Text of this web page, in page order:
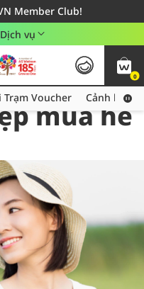
Member Club!
hàng từ 249,000Đ
khu vực TP. Hồ Chí Minh
vụ
0
Thu thập thêm voucher hot tại Trạm Voucher Voucher Cảnh báo
mùa hè